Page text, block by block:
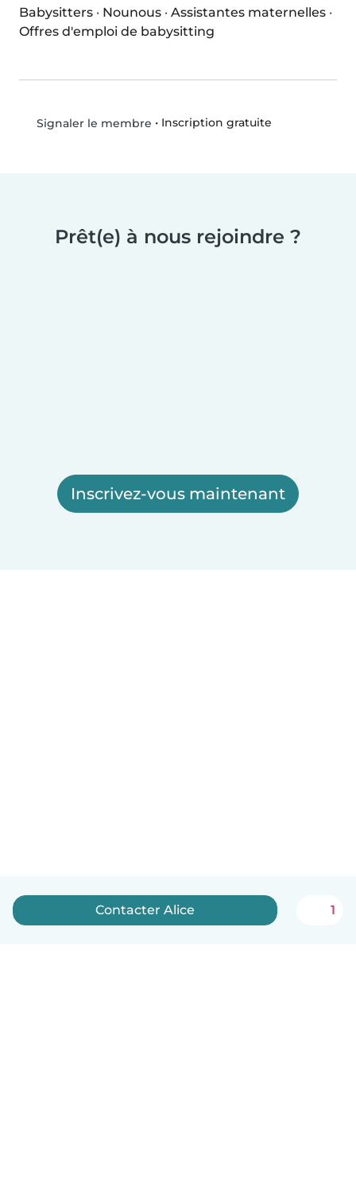
Babysitters · Nounous · Assistantes maternelles ·
Offres d'emploi de babysitting
Signaler le membre • Inscription gratuite
Prêt(e) à nous rejoindre ?
Inscrivez-vous maintenant
Contacter Alice 1